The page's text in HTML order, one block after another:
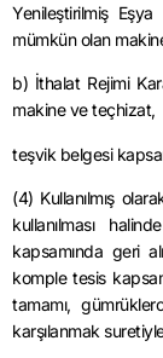
Yenileştirilmiş
mümkün olan
b) İthalat Rejimi
makine ve teçhizat,
teşvik belgesi
(4) Kullanılmış
kullanılması
kapsamında geri
komple tesis
tamamı,
karşılanmak